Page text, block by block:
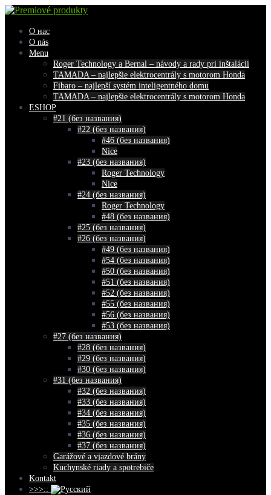
Skip
contentО нас
O nás
Menu
Roger Technology a Bernal – návody a rady pri inštalácii
TAMADA – najlepšie elektrocentrály s motorom Honda
Fibaro – najlepší systém inteligentného domu
TAMADA – najlepšie elektrocentrály s motorom Honda
ESHOP
#21 (без названия)
#22 (без названия)
#46 (без названия)
Nice
#23 (без названия)
Roger Technology
Nice
#24 (без названия)
Roger Technology
#48 (без названия)
#25 (без названия)
#26 (без названия)
#49 (без названия)
#54 (без названия)
#50 (без названия)
#51 (без названия)
#52 (без названия)
#55 (без названия)
#56 (без названия)
#53 (без названия)
#27 (без названия)
#28 (без названия)
#29 (без названия)
#30 (без названия)
#31 (без названия)
#32 (без названия)
#33 (без названия)
#34 (без названия)
#35 (без названия)
#36 (без названия)
#37 (без названия)
Garážové a vjazdové brány
Kuchynské riady a spotrebiče
Kontakt
>>>::